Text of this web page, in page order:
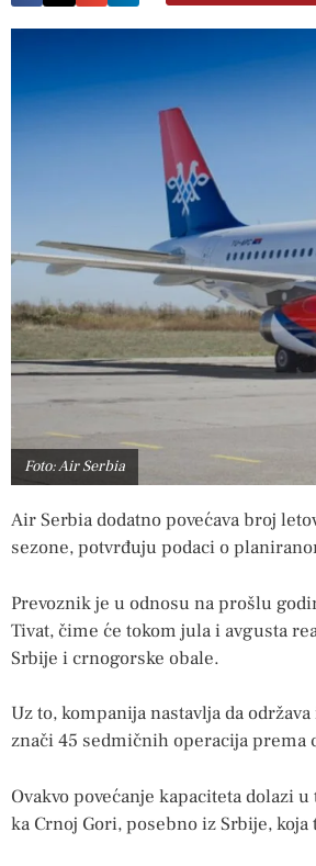
Foto: Air Serbia
Air Serbia dodatno povećava broj
sezone, potvrđuju podaci o
Prevoznik je u odnosu na prošlu
Tivat, čime će tokom jula i avgusta
Srbije i crnogorske obale.
Uz to, kompanija nastavlja da
znači 45 sedmičnih operacija
Ovakvo povećanje kapaciteta dolazi
ka Crnoj Gori, posebno iz Srbije,